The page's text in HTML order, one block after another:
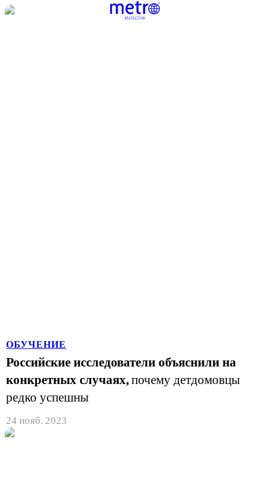
ОБУЧЕНИЕ
Российские исследователи объяснили на
конкретных случаях,почему детдомовцы
редко успешны
24 нояб. 2023